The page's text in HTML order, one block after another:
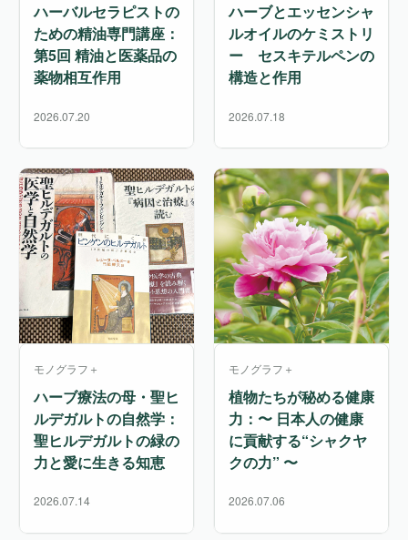
ハーバルセラピストの
ための精油専門講座：
第5回 精油と医薬品の
薬物相互作用
2026.07.20
ハーブとエッセンシャ
ルオイルのケミストリ
ー セスキテルペンの
構造と作用
2026.07.18
モノグラフ＋
ハーブ療法の母・聖ヒ
ルデガルトの自然学：
聖ヒルデガルトの緑の
力と愛に生きる知恵
2026.07.14
モノグラフ＋
植物たちが秘める健康
力：〜 日本人の健康
に貢献する“シャクヤ
クの力” 〜
2026.07.06